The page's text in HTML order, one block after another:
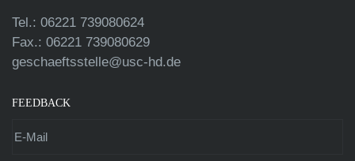
Tel.: 06221 739080624
Fax.: 06221 739080629
geschaeftsstelle@usc-hd.de
FEEDBACK